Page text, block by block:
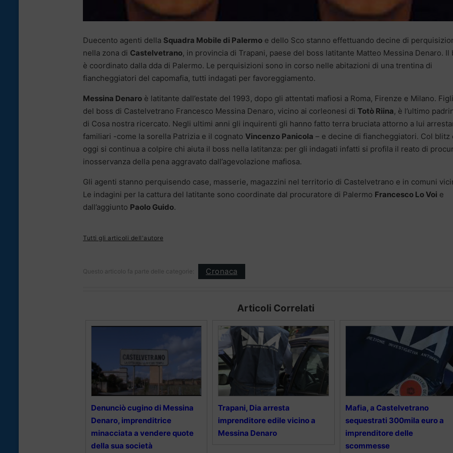
Duecento agenti della Squadra Mobile di Palermo e dello Sco stanno effettuando decine di
nella zona di Castelvetrano, in provincia di Trapani, paese del boss latitante Matteo Messina Denaro. Il
è coordinato dalla dda di Palermo. Le perquisizioni sono in corso nelle abitazioni di una trentina di
fiancheggiatori del capomafia, tutti indagati per favoreggiamento.
Messina Denaro è latitante dall’estate del 1993, dopo gli attentati mafiosi a Roma, Firenze e Milano.
del boss di Castelvetrano Francesco Messina Denaro, vicino ai corleonesi di Totò Riina, è l’ultimo
di Cosa nostra ricercato. Negli ultimi anni gli inquirenti gli hanno fatto terra bruciata attorno a lui
familiari -come la sorella Patrizia e il cognato Vincenzo Panicola – e decine di fiancheggiatori. Col blitz
oggi si continua a colpire chi aiuta il boss nella latitanza: per gli indagati infatti si profila il reato di
inosservanza della pena aggravato dall’agevolazione mafiosa.
Gli agenti stanno perquisendo case, masserie, magazzini nel territorio di Castelvetrano e in comuni
Le indagini per la cattura del latitante sono coordinate dal procuratore di Palermo Francesco Lo Voi e
dall’aggiunto Paolo Guido.
Tutti gli articoli dell'autore
Questo articolo fa parte delle categorie: Cronaca
Articoli Correlati
Denunciò cugino di Messina
Denaro, imprenditrice
minacciata a vendere quote
della sua società
Trapani, Dia arresta
imprenditore edile vicino a
Messina Denaro
Mafia, a Castelvetrano
sequestrati 300mila euro a
imprenditore delle
scommesse